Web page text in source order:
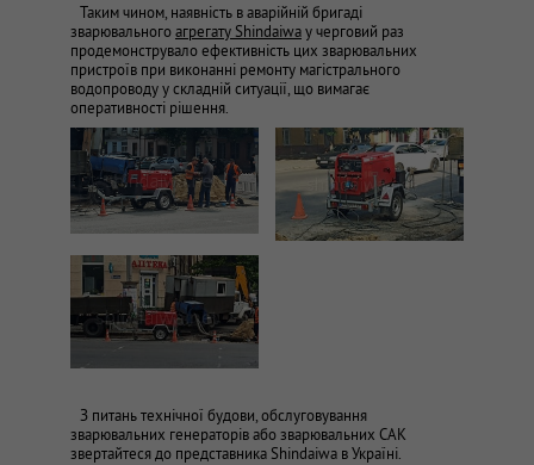
Таким чином, наявність в аварійній бригаді
зварювальногоагрегату Shindaiwaу черговий раз
продемонструвало ефективність цих зварювальних
пристроїв при виконанні ремонту магістрального
водопроводу у складній ситуації, що вимагає
оперативності рішення.
З питань технічної будови, обслуговування
зварювальних генераторів або зварювальних САК
звертайтеся до представника Shindaiwa в Україні.